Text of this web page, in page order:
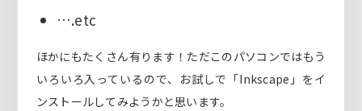
….etc
ほかにもたくさん有ります！ただこのパソコンではもう
いろいろ入っているので、お試しで「Inkscape」をイ
ンストールしてみようかと思います。